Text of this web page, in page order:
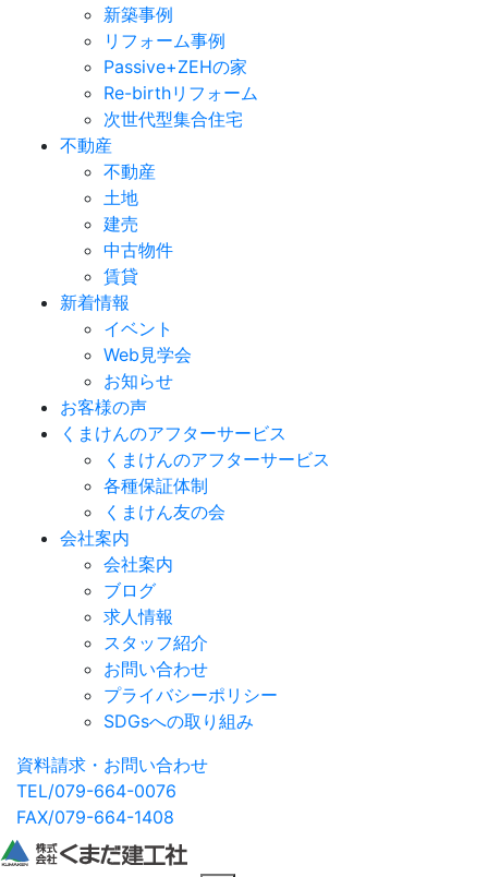
新築事例
リフォーム事例
Passive+ZEHの家
Re-birthリフォーム
次世代型集合住宅
不動産
不動産
土地
建売
中古物件
賃貸
新着情報
イベント
Web見学会
お知らせ
お客様の声
くまけんのアフターサービス
くまけんのアフターサービス
各種保証体制
くまけん友の会
会社案内
会社案内
ブログ
求人情報
スタッフ紹介
お問い合わせ
プライバシーポリシー
SDGsへの取り組み
資料請求・お問い合わせ
TEL/079-664-0076
FAX/079-664-1408